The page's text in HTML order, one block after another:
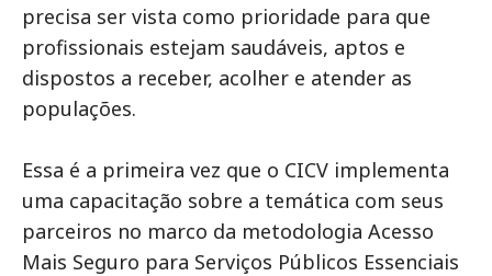
precisa ser vista como prioridade para que
profissionais estejam saudáveis, aptos e
dispostos a receber, acolher e atender as
populações.
Essa é a primeira vez que o CICV implementa
uma capacitação sobre a temática com seus
parceiros no marco da metodologia Acesso
Mais Seguro para Serviços Públicos Essenciais